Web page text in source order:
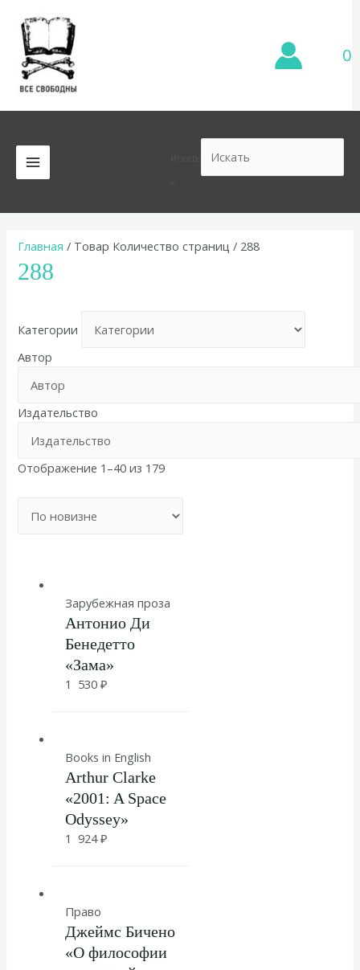
содержимому
0
MAIN
MENU
Главная / Товар Количество страниц / 288
288
Категории
Автор
Издательство
Отображение 1–40 из 179
Зарубежная проза
Антонио Ди
Бенедетто
«Зама»
1 530 ₽
Books in English
Arthur Clarke
«2001: A Space
Odyssey»
1 924₽
Право
Джеймс Бичено
«О философии